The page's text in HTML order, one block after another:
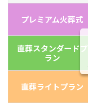
プレミアム火葬式
直葬スタンダードプ
ラン
直葬ライトプラン